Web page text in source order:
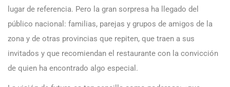
lugar de referencia. Pero la gran sorpresa ha llegado del
público nacional: familias, parejas y grupos de amigos de la
zona y de otras provincias que repiten, que traen a sus
invitados y que recomiendan el restaurante con la convicción
de quien ha encontrado algo especial.